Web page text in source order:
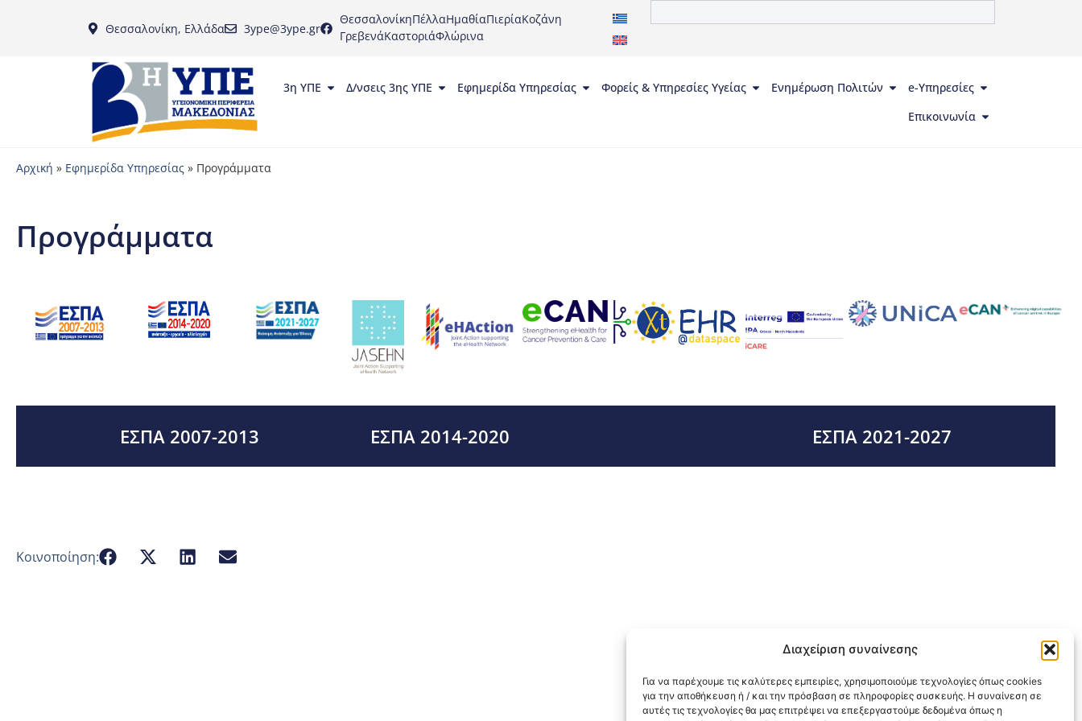
Διαχείριση συναίνεσης
Για να παρέχουμε τις καλύτερες εμπειρίες, χρησιμοποιούμε τεχνολογίες όπως cookies
για την αποθήκευση ή / και την πρόσβαση σε πληροφορίες συσκευής. Η συναίνεση σε
αυτές τις τεχνολογίες θα μας επιτρέψει να επεξεργαστούμε δεδομένα όπως η
Θεσσαλονίκη, Ελλάδα 3ype@3ype.gr
ΘεσσαλονίκηΠέλλαΗμαθίαΠιερίαΚοζάνη
ΓρεβενάΚαστοριάΦλώρινα
3η ΥΠΕ Δ/νσεις 3ης ΥΠΕ Εφημερίδα Υπηρεσίας Φορείς & Υπηρεσίες Υγείας Ενημέρωση Πολιτών
e-Υπηρεσίες
Επικοινωνία
Αρχική » Εφημερίδα Υπηρεσίας » Προγράμματα
Προγράμματα
ΕΣΠΑ 2007-2013 ΕΣΠΑ 2014-2020 ΕΣΠΑ 2021-2027
Κοινοποίηση: